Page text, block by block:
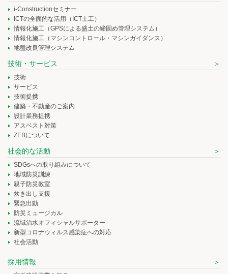
i-Constructionセミナー
ICTの全面的な活用（ICT土工）
情報化施工（GPSによる盛土の締固め管理システム）
情報化施工（マシンコントロール・マシンガイダンス）
地盤改良管理システム
技術・サービス
技術
サービス
技術提携
建築・不動産のご案内
設計業務提携
アスベスト対策
ZEBについて
社会的な活動
SDGsへの取り組みについて
地域防災訓練
親子防災教室
炊き出し支援
緊急出動
防災ミュージカル
流域治水オフィシャルサポーター
新型コロナウィルス感染症への対応
社会活動
採用情報